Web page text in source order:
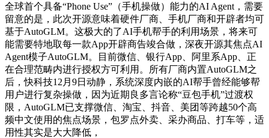
全球首个具备“Phone Use”（手机操做）能力的AI Agent，需要
留意的是，此次开源意味着硬件厂商、手机厂商和开辟者均可
基于AutoGLM。这极大的了AI手机帮手的利用场景，将来可
能需要特地取每一款App开辟商告竣合做，深夜开源其焦点AI
Agent模子AutoGLM。目前微信、银行App、阿里系App、正
在合理范畴内进行授权方可利用。所有厂商内置AutoGLM之
后，快科技12月9日动静，系统深度内嵌的AI帮手曾经能够帮
用户进行复杂操做，因为近期良多言论称“豆包手机”过渡权
限，AutoGLM已支撑微信、淘宝、抖音、美团等跨越50个高
频中文使用的焦点场景，包罗点外卖、采办商品、打车等，适
用性其实是大大降低，